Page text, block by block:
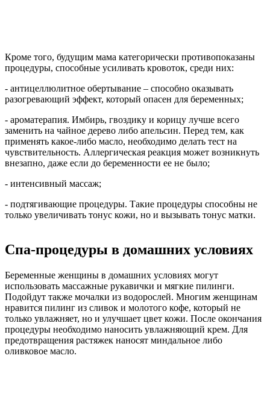
Кроме того, будущим мама категорически противопоказаны
процедуры, способные усиливать кровоток, среди них:
- антицеллюлитное обертывание – способно оказывать
разогревающий эффект, который опасен для беременных;
- ароматерапия. Имбирь, гвоздику и корицу лучше всего
заменить на чайное дерево либо апельсин. Перед тем, как
применять какое-либо масло, необходимо делать тест на
чувствительность. Аллергическая реакция может возникнуть
внезапно, даже если до беременности ее не было;
- интенсивный массаж;
- подтягивающие процедуры. Такие процедуры способны не
только увеличивать тонус кожи, но и вызывать тонус матки.
Спа-процедуры в домашних условиях
Беременные женщины в домашних условиях могут
использовать массажные рукавички и мягкие пилинги.
Подойдут также мочалки из водорослей. Многим женщинам
нравится пилинг из сливок и молотого кофе, который не
только увлажняет, но и улучшает цвет кожи. После окончания
процедуры необходимо наносить увлажняющий крем. Для
предотвращения растяжек наносят миндальное либо
оливковое масло.